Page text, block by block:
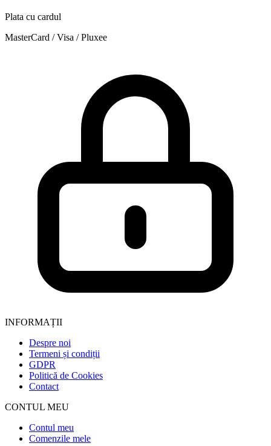
Plata cu cardul
MasterCard / Visa / Pluxee
INFORMAȚII
Despre noi
Termeni și condiții
GDPR
Politică de Cookies
Contact
CONTUL MEU
Contul meu
Comenzile mele